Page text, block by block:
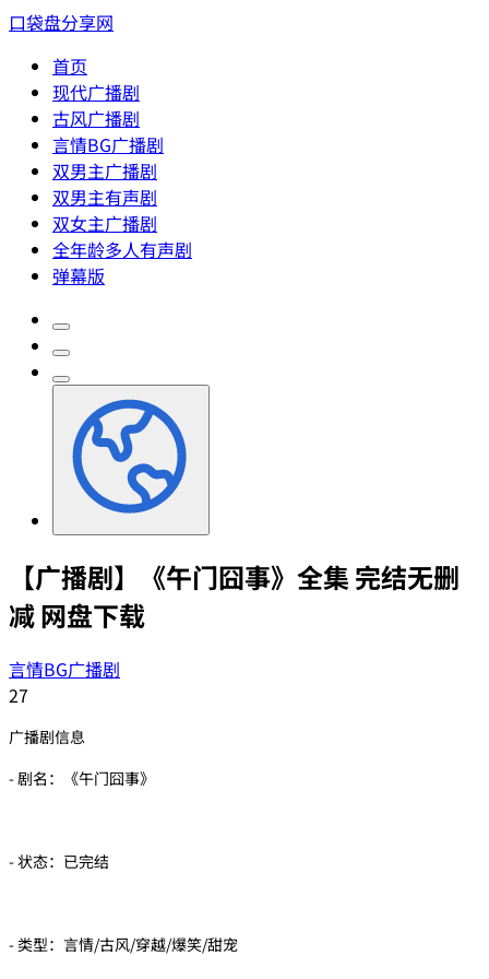
口袋盘分享网
首页
现代广播剧
古风广播剧
言情BG广播剧
双男主广播剧
双男主有声剧
双女主广播剧
全年龄多人有声剧
弹幕版
【广播剧】《午门囧事》全集 完结无删
减 网盘下载
言情BG广播剧
27
广播剧信息
- 剧名：《午门囧事》
- 状态：已完结
- 类型：言情/古风/穿越/爆笑/甜宠